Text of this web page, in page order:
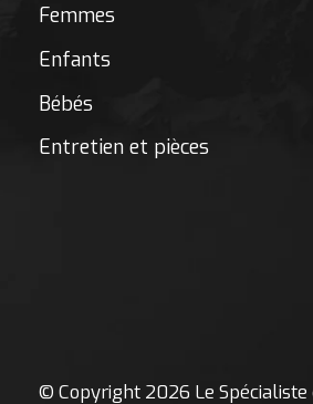
Femmes
Enfants
Bébés
Entretien et pièces
© Copyright 2026 Le Spécialiste